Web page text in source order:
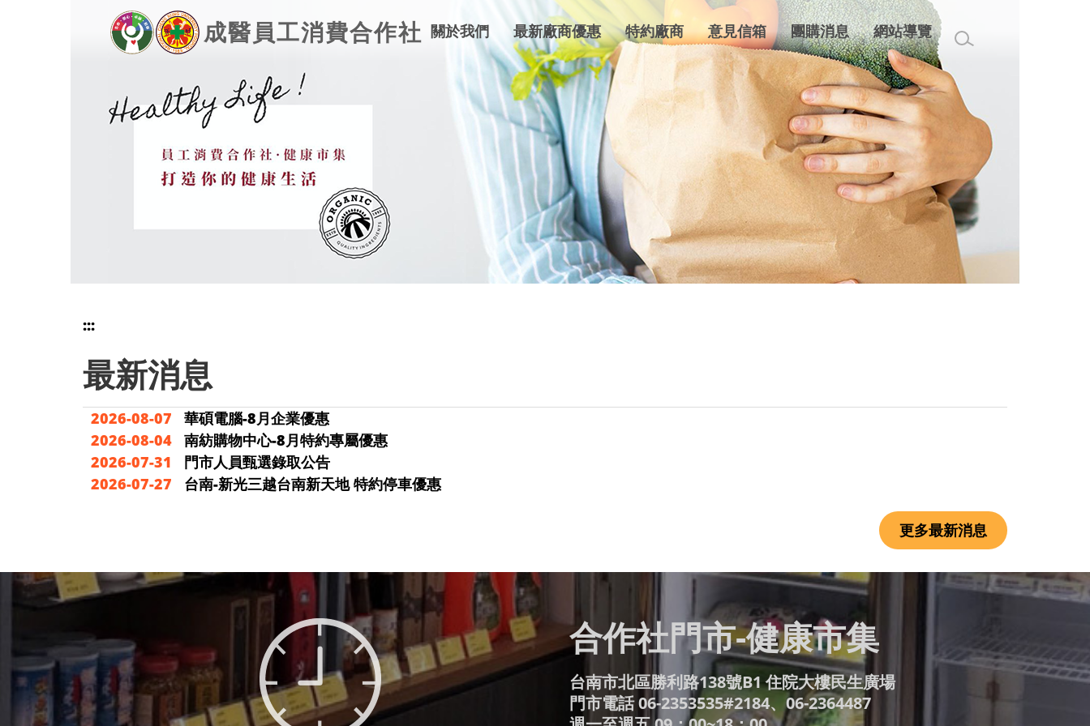
成醫員工消費合作社 關於我們 最新廠商優惠 特約廠商 意見信箱 團購消息 網站導覽
:::
最新消息
2026-08-07
華碩電腦-8月企業優惠
2026-08-04
南紡購物中心-8月特約專屬優惠
2026-07-31
門市人員甄選錄取公告
2026-07-27
台南-新光三越台南新天地 特約停車優惠
更多最新消息
合作社門市-健康市集
台南市北區勝利路138號B1 住院大樓民生廣場
門市電話 06-2353535#2184、06-2364487